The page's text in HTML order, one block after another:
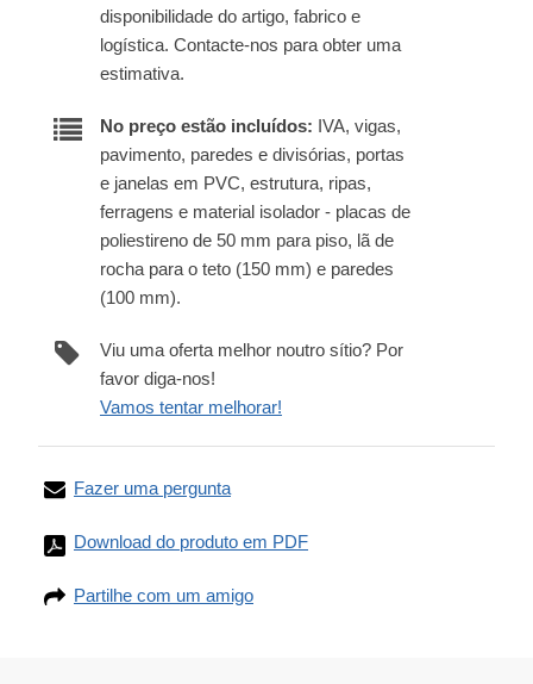
disponibilidade do artigo, fabrico e
logística. Contacte-nos para obter uma
estimativa.
No preço estão incluídos: IVA, vigas,
pavimento, paredes e divisórias, portas
e janelas em PVC, estrutura, ripas,
ferragens e material isolador - placas de
poliestireno de 50 mm para piso, lã de
rocha para o teto (150 mm) e paredes
(100 mm).
Viu uma oferta melhor noutro sítio? Por
favor diga-nos!
Vamos tentar melhorar!
Fazer uma pergunta
Download do produto em PDF
Partilhe com um amigo